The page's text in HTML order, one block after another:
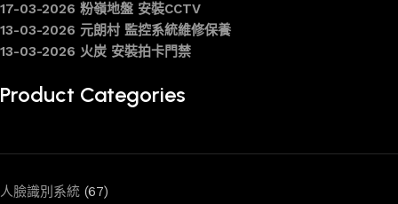
17-03-2026 粉嶺地盤 安裝CCTV
13-03-2026 元朗村 監控系統維修保養
13-03-2026 火炭 安裝拍卡門禁
Product Categories
人臉識別系統 (67)